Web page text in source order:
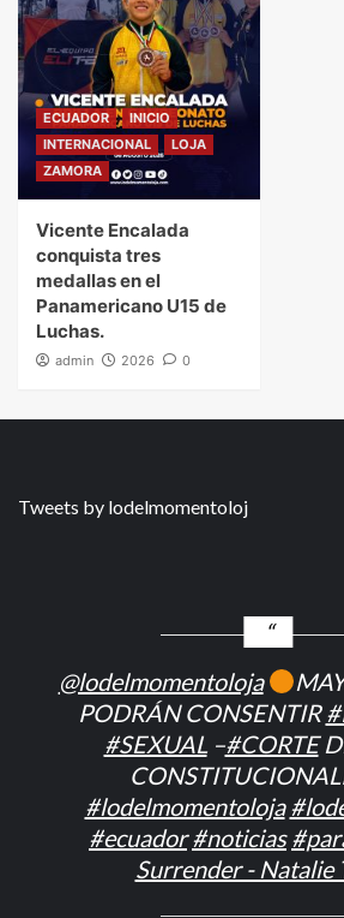
ECUADOR
INICIO
INTERNACIONAL
LOJA
ZAMORA
Vicente Encalada
conquista tres
medallas en el
Panamericano U15 de
Luchas.
admin 2026 0
Tweets by lodelmomentoloj
@lodelmomentoloja
PODRÁN CONSENTIR
#SEXUAL–#CORTE
#lodelmomentoloja
#ecuador #noticias
Surrender - Natalie